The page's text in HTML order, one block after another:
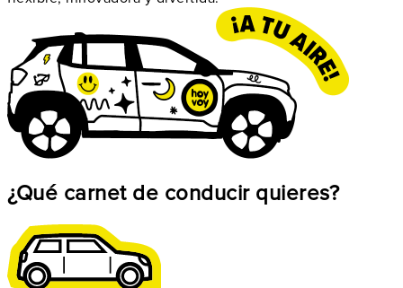
¿Qué carnet de conducir quieres?